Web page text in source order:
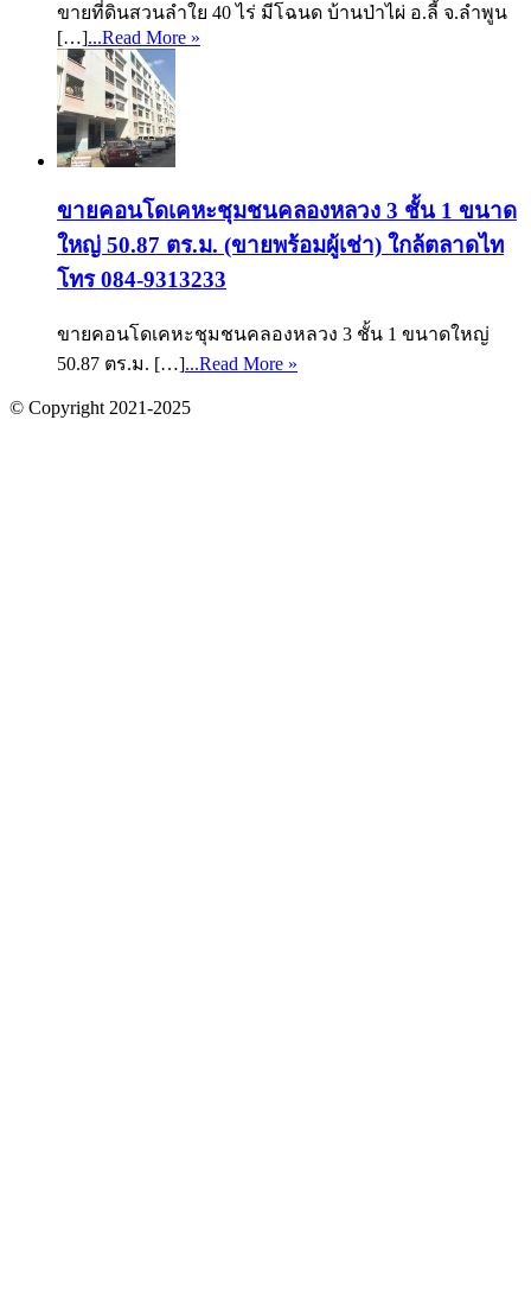
ขายที่ดินสวนลำใย 40 ไร่ มีโฉนด บ้านป่าไผ่ อ.ลี้ จ.ลำพูน
[…]...Read More »
ขายคอนโดเคหะชุมชนคลองหลวง 3 ชั้น 1 ขนาด
ใหญ่ 50.87 ตร.ม. (ขายพร้อมผู้เช่า) ใกล้ตลาดไท
โทร 084-9313233
ขายคอนโดเคหะชุมชนคลองหลวง 3 ชั้น 1 ขนาดใหญ่
50.87 ตร.ม. […]...Read More »
© Copyright 2021-2025